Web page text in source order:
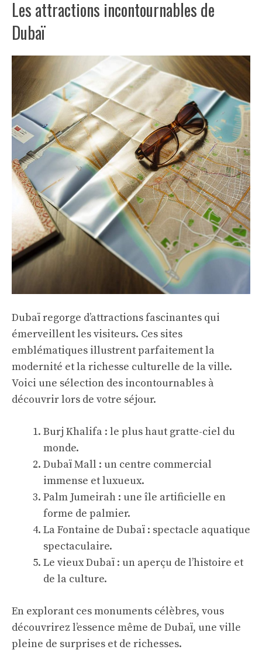
Les attractions incontournables de
Dubaï
Dubaï regorge d’attractions fascinantes qui
émerveillent les visiteurs. Ces sites
emblématiques illustrent parfaitement la
modernité et la richesse culturelle de la ville.
Voici une sélection des incontournables à
découvrir lors de votre séjour.
Burj Khalifa : le plus haut gratte-ciel du
monde.
Dubaï Mall : un centre commercial
immense et luxueux.
Palm Jumeirah : une île artificielle en
forme de palmier.
La Fontaine de Dubaï : spectacle aquatique
spectaculaire.
Le vieux Dubaï : un aperçu de l’histoire et
de la culture.
En explorant cesmonuments célèbres, vous
découvrirez l’essence même de Dubaï, une ville
pleine de surprises et de richesses.